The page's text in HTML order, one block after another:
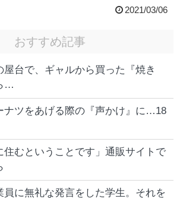
2021/03/06
おすすめ記事
屋台で、ギャルから買った『焼き
…
ナツをあげる際の『声かけ』に…18
住むということです」通販サイトで
員に無礼な発言をした学生。それを